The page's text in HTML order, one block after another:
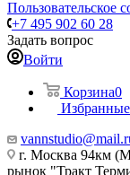
Пользовательское
+7 495 902 60 28
Задать вопрос
Войти
Корзина0
г. Москва 94км
рынок "Тракт